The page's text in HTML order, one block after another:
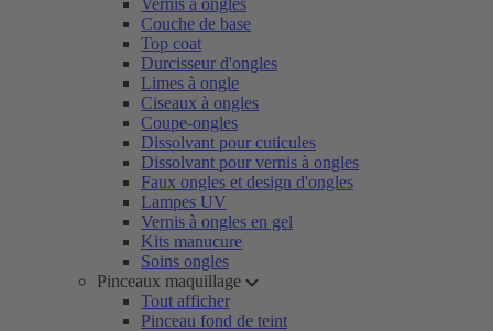
Vernis à ongles
Couche de base
Top coat
Durcisseur d'ongles
Limes à ongle
Ciseaux à ongles
Coupe-ongles
Dissolvant pour cuticules
Dissolvant pour vernis à ongles
Faux ongles et design d'ongles
Lampes UV
Vernis à ongles en gel
Kits manucure
Soins ongles
Pinceaux maquillage
Tout afficher
Pinceau fond de teint